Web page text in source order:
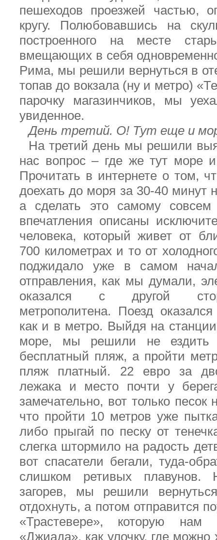
пешеходов проезжей частью,
кругу. Полюбовавшись на
построенного на месте
вмещающих в себя
Рима, мы решили вернуться в
топав до вокзала (ну и метро)
парочку магазинчиков, мы
увиденное.
День третий. О! Тут еще и
На третий день мы решили
нас вопрос – где же тут море
Прочитать в интернете о том,
доехать до моря за 30-40 минут
а сделать это самому совсем
впечатления описаны
человека, который живет от
700 километрах и то от
поджидало уже в самом
отправления, как мы думали,
оказался с другой
метрополитена. Поезд
как и в метро. Выйдя на
море, мы решили не ездить
бесплатный пляж, а пройти
пляж платный. 22 евро за
лежака и место почти у
замечательно, вот только песок
что пройти 10 метров уже
либо прыгай по песку от
слегка штормило на радость
вот спасатели бегали, туда-
слишком ретивых плавунов.
загорев, мы решили
отдохнуть, а потом отправится
«Трастевере», которую нам
«Джиада», как улочку, где